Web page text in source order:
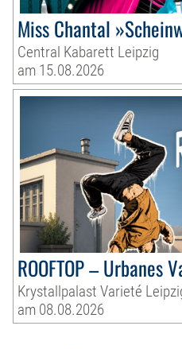
Miss Chantal
Central Kabarett Leipzig
am 15.08.2026
ROOFTOP – Urbanes
Krystallpalast Varieté
am 08.08.2026